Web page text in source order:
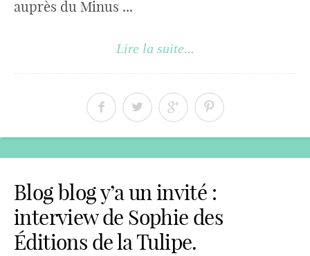
auprès du Minus ...
Lire la suite...
Blog blog y’a un invité :
interview de Sophie des
Éditions de la Tulipe.